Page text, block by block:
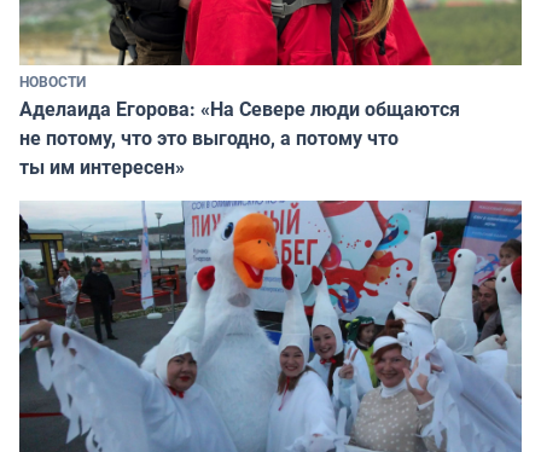
НОВОСТИ
Аделаида Егорова: «На Севере люди общаются
не потому, что это выгодно, а потому что
ты им интересен»